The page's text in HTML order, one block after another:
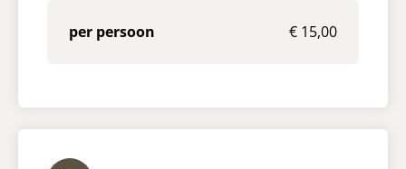
per persoon € 15,00